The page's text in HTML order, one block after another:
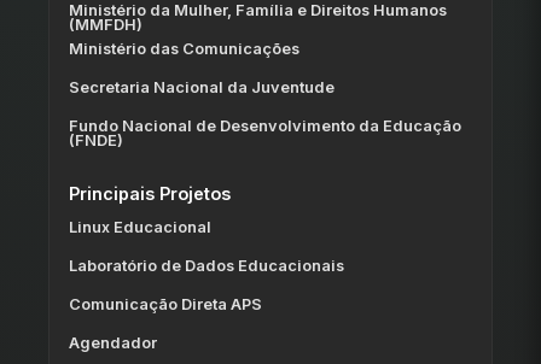
Ministério da Mulher, Família e Direitos Humanos
(MMFDH)
Ministério das Comunicações
Secretaria Nacional da Juventude
Fundo Nacional de Desenvolvimento da Educação
(FNDE)
Principais Projetos
Linux Educacional
Laboratório de Dados Educacionais
Comunicação Direta APS
Agendador